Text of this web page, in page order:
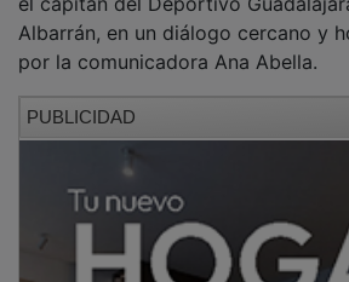
Albarrán, en un diálogo cercano y
por la comunicadora Ana Abella.
El acto contó con la presencia de la
Guadalajara, Ana Guarinos,
concejales Armengol Engonga,
Eva Henche, así como de
del tejido deportivo y social de la